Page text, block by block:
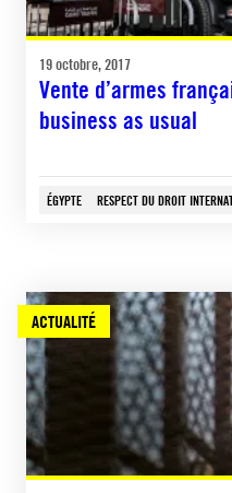
19 octobre, 2017
Vente d’armes
business as usual
ÉGYPTE RESPECT DU DROIT
ACTUALITÉ